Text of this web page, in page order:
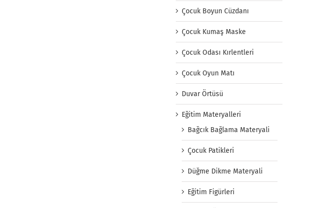
Çocuk Boyun Cüzdanı
Çocuk Kumaş Maske
Çocuk Odası Kırlentleri
Çocuk Oyun Matı
Duvar Örtüsü
Eğitim Materyalleri
Bağcık Bağlama Materyali
Çocuk Patikleri
Düğme Dikme Materyali
Eğitim Figürleri